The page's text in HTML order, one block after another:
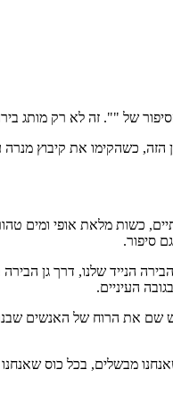
הסיפור של "". זה לא רק מותג
הזה, כשהקימו את קיבוץ
כשות מלאת אופי ומים
סיפור.
הנייד שלנו, דרך גן
העיניים.
שם את הרוח של האנשים
מבשלים, בכל כוס שאנחנו